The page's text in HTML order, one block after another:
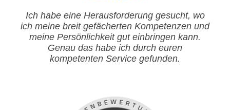
Ich habe eine Herausforderung gesucht, wo
ich meine breit gefächerten Kompetenzen und
meine Persönlichkeit gut einbringen kann.
Genau das habe ich durch euren
kompetenten Service gefunden.